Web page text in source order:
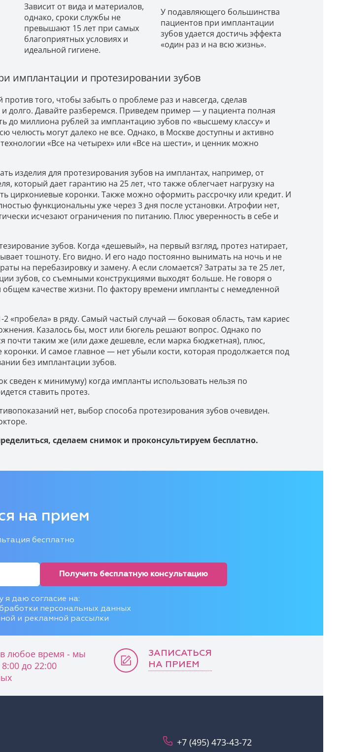
Зависит от вида и материалов,
однако, сроки службы не
превышают 15 лет при самых
благоприятных условиях и
идеальной гигиене.
У подавляющего большинства
пациентов при имплантации
зубов удается достичь эффекта
«один раз и на всю жизнь».
имплантации и протезировании зубов
того, чтобы забыть о проблеме раз и навсегда, сделав
долго. Давайте разберемся. Приведем пример — у пациента полная
до миллиона рублей за имплантацию зубов по «высшему классу» и
челюсть могут далеко не все. Однако, в Москве доступны и активно
«Все на четырех» или «Все на шести», и ценник можно
изделия для протезирования зубов на имплантах, например, от
который дает гарантию на 25 лет, что также облегчает нагрузку на
циркониевые коронки. Также можно оформить рассрочку или кредит. И
функциональны уже через 3 дня после установки. Атрофии нет,
исчезают ограничения по питанию. Плюс уверенность в себе и
зубов. Когда «дешевый», на первый взгляд, протез натирает,
тошноту. Его видно. И его надо постоянно вынимать на ночь и не
на перебазировку и замену. А если сломается? Затраты за те 25 лет,
зубов, со съемными конструкциями выходят больше. Не говоря о
общем качестве жизни. По фактору времени импланты с немедленной
«пробела» в ряду. Самый частый случай — боковая область, там кариес
Казалось бы, мост или бюгель решают вопрос. Однако по
почти таким же (или даже дешевле, если марка бюджетная), плюс,
И самое главное — нет убыли кости, которая продолжается под
без имплантации зубов.
сведен к минимуму) когда импланты использовать нельзя по
ставить протез.
нет, выбор способа протезирования зубов очевиден.
сделаем снимок и проконсультируем бесплатно.
на прием
бесплатно
Получить бесплатную консультацию
я даю согласие на:
персональных данных
и рекламной рассылки
любое время - мы
до 22:00
ЗАПИСАТЬСЯ
НА ПРИЕМ
+7 (495) 473-43-72